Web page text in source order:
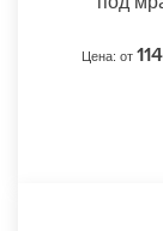
Цена: от 1140